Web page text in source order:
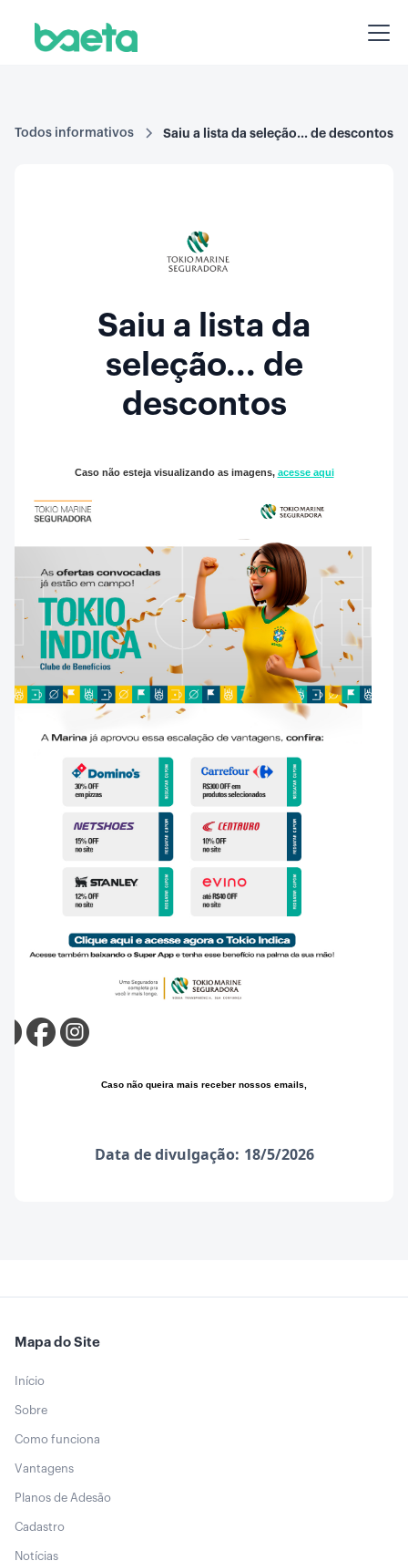
Todos informativos Saiu a lista da seleção... de descontos
Saiu a lista da
seleção... de
descontos
Caso não esteja visualizando as imagens, acesse aqui
Caso não queira mais receber nossos emails,
Data de divulgação: 18/5/2026
Mapa do Site
Início
Sobre
Como funciona
Vantagens
Planos de Adesão
Cadastro
Notícias